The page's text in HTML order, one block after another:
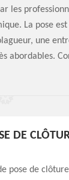
les
La pose
une
abordables.
DE
pose de